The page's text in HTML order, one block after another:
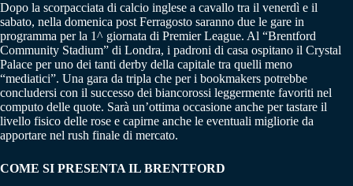
Dopo la scorpacciata di calcio inglese a cavallo tra il venerdì e il
sabato, nella domenica post Ferragosto saranno due le gare in
programma per la 1^ giornata di Premier League. Al “Brentford
Community Stadium” di Londra, i padroni di casa ospitano il Crystal
Palace per uno dei tanti derby della capitale tra quelli meno
“mediatici”. Una gara da tripla che per i bookmakers potrebbe
concludersi con il successo dei biancorossi leggermente favoriti nel
computo delle quote. Sarà un’ottima occasione anche per tastare il
livello fisico delle rose e capirne anche le eventuali migliorie da
apportare nel rush finale di mercato.
COME SI PRESENTA IL BRENTFORD